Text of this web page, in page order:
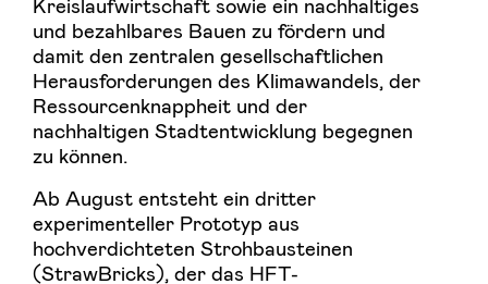
Kreislaufwirtschaft sowie ein nachhaltiges
und bezahlbares Bauen zu fördern und
damit den zentralen gesellschaftlichen
Herausforderungen des Klimawandels, der
Ressourcenknappheit und der
nachhaltigen Stadtentwicklung begegnen
zu können.
Ab August entsteht ein dritter
experimenteller Prototyp aus
hochverdichteten Strohbausteinen
(StrawBricks), der das HFT-